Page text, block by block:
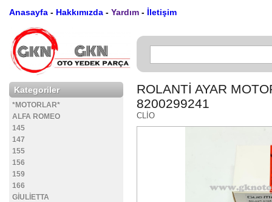
Anasayfa - Hakkımızda - Yardım - İletişim
Kategoriler
*MOTORLAR*
ALFA ROMEO
145
147
155
156
159
166
GİULİETTA
ROLANTİ AYAR
8200299241
CLİO